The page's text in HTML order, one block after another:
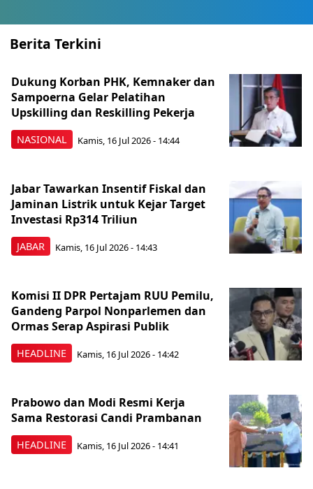
Berita Terkini
NASIONAL
Dukung Korban PHK, Kemnaker dan
Sampoerna Gelar Pelatihan
Upskilling dan Reskilling Pekerja
Kamis, 16 Jul 2026 - 14:44
JABAR
Jabar Tawarkan Insentif Fiskal dan
Jaminan Listrik untuk Kejar Target
Investasi Rp314 Triliun
Kamis, 16 Jul 2026 - 14:43
HEADLINE
Komisi II DPR Pertajam RUU Pemilu,
Gandeng Parpol Nonparlemen dan
Ormas Serap Aspirasi Publik
Kamis, 16 Jul 2026 - 14:42
HEADLINE
Prabowo dan Modi Resmi Kerja
Sama Restorasi Candi Prambanan
Kamis, 16 Jul 2026 - 14:41